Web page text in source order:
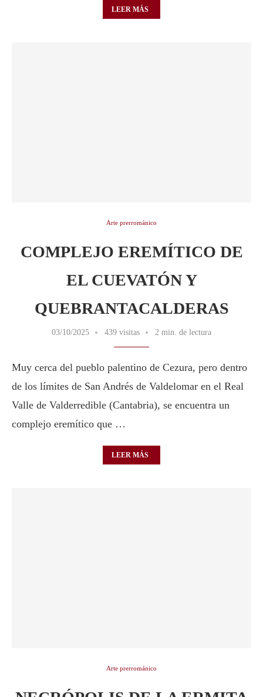
LEER MÁS
Arte prerrománico
COMPLEJO EREMÍTICO DE
EL CUEVATÓN Y
QUEBRANTACALDERAS
03/10/2025 439 visitas 2 min. de lectura
Muy cerca del pueblo palentino de Cezura, pero dentro
de los límites de San Andrés de Valdelomar en el Real
Valle de Valderredible (Cantabria), se encuentra un
complejo eremítico que …
LEER MÁS
Arte prerrománico